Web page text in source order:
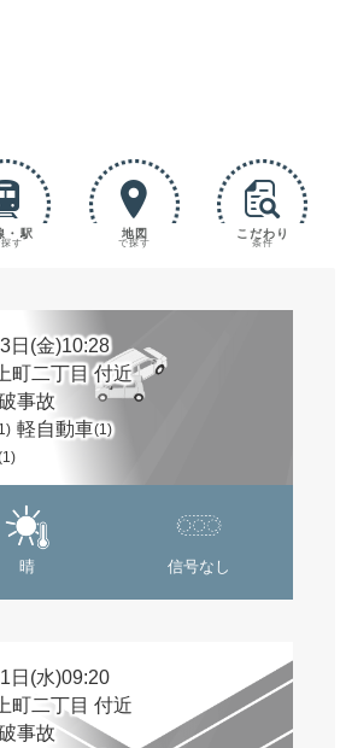
・駅
す
地図
で探す
こだわり
条件
日(金)10:28
町二丁目 付近
事故
軽自動車(1)
晴 信号なし
日(水)09:20
町二丁目 付近
事故